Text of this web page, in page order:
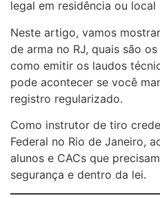
legal em residência ou local
Neste artigo, vamos
de arma no RJ, quais são
como emitir os laudos
pode acontecer se você
registro regularizado.
Como instrutor de tiro
Federal no Rio de Janeiro,
alunos e CACs que
segurança e dentro da lei.